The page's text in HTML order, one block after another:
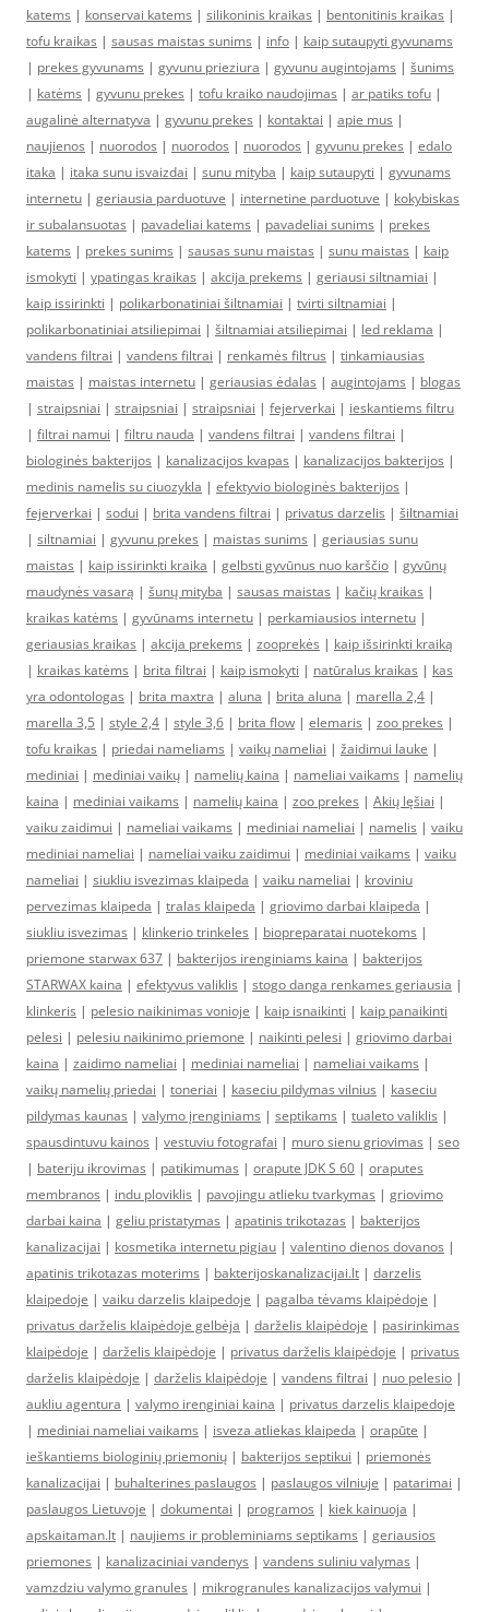
katems | konservai katems | silikoninis kraikas | bentonitinis kraikas |
tofu kraikas | sausas maistas sunims | info | kaip sutaupyti gyvunams
| prekes gyvunams | gyvunu prieziura | gyvunu augintojams | šunims
| katėms | gyvunu prekes | tofu kraiko naudojimas | ar patiks tofu |
augalinė alternatyva | gyvunu prekes | kontaktai | apie mus |
naujienos | nuorodos | nuorodos | nuorodos | gyvunu prekes | edalo
itaka | itaka sunu isvaizdai | sunu mityba | kaip sutaupyti | gyvunams
internetu | geriausia parduotuve | internetine parduotuve | kokybiskas
ir subalansuotas | pavadeliai katems | pavadeliai sunims | prekes
katems | prekes sunims | sausas sunu maistas | sunu maistas | kaip
ismokyti | ypatingas kraikas | akcija prekems | geriausi siltnamiai |
kaip issirinkti | polikarbonatiniai šiltnamiai | tvirti siltnamiai |
polikarbonatiniai atsiliepimai | šiltnamiai atsiliepimai | led reklama |
vandens filtrai | vandens filtrai | renkamės filtrus | tinkamiausias
maistas | maistas internetu | geriausias ėdalas | augintojams | blogas
| straipsniai | straipsniai | straipsniai | fejerverkai | ieskantiems filtru
| filtrai namui | filtru nauda | vandens filtrai | vandens filtrai |
biologinės bakterijos | kanalizacijos kvapas | kanalizacijos bakterijos |
medinis namelis su ciuozykla | efektyvio biologinės bakterijos |
fejerverkai | sodui | brita vandens filtrai | privatus darzelis | šiltnamiai
| siltnamiai | gyvunu prekes | maistas sunims | geriausias sunu
maistas | kaip issirinkti kraika | gelbsti gyvūnus nuo karščio | gyvūnų
maudynės vasarą | šunų mityba | sausas maistas | kačių kraikas |
kraikas katėms | gyvūnams internetu | perkamiausios internetu |
geriausias kraikas | akcija prekems | zooprekės | kaip išsirinkti kraiką
| kraikas katėms | brita filtrai | kaip ismokyti | natūralus kraikas | kas
yra odontologas | brita maxtra | aluna | brita aluna | marella 2,4 |
marella 3,5 | style 2,4 | style 3,6 | brita flow | elemaris | zoo prekes |
tofu kraikas | priedai nameliams | vaikų nameliai | žaidimui lauke |
mediniai | mediniai vaikų | namelių kaina | nameliai vaikams | namelių
kaina | mediniai vaikams | namelių kaina | zoo prekes | Akių lęšiai |
vaiku zaidimui | nameliai vaikams | mediniai nameliai | namelis | vaiku
mediniai nameliai | nameliai vaiku zaidimui | mediniai vaikams | vaiku
nameliai | siukliu isvezimas klaipeda | vaiku nameliai | kroviniu
pervezimas klaipeda | tralas klaipeda | griovimo darbai klaipeda |
siukliu isvezimas | klinkerio trinkeles | biopreparatai nuotekoms |
priemone starwax 637 | bakterijos irenginiams kaina | bakterijos
STARWAX kaina | efektyvus valiklis | stogo danga renkames geriausia |
klinkeris | pelesio naikinimas vonioje | kaip isnaikinti | kaip panaikinti
pelesi | pelesiu naikinimo priemone | naikinti pelesi | griovimo darbai
kaina | zaidimo nameliai | mediniai nameliai | nameliai vaikams |
vaikų namelių priedai | toneriai | kaseciu pildymas vilnius | kaseciu
pildymas kaunas | valymo įrenginiams | septikams | tualeto valiklis |
spausdintuvu kainos | vestuviu fotografai | muro sienu griovimas | seo
| bateriju ikrovimas | patikimumas | orapute JDK S 60 | oraputes
membranos | indu ploviklis | pavojingu atlieku tvarkymas | griovimo
darbai kaina | geliu pristatymas | apatinis trikotazas | bakterijos
kanalizacijai | kosmetika internetu pigiau | valentino dienos dovanos |
apatinis trikotazas moterims | bakterijoskanalizacijai.lt | darzelis
klaipedoje | vaiku darzelis klaipedoje | pagalba tėvams klaipėdoje |
privatus darželis klaipėdoje gelbėja | darželis klaipėdoje | pasirinkimas
klaipėdoje | darželis klaipėdoje | privatus darželis klaipėdoje | privatus
darželis klaipėdoje | darželis klaipėdoje | vandens filtrai | nuo pelesio |
aukliu agentura | valymo irenginiai kaina | privatus darzelis klaipedoje
| mediniai nameliai vaikams | isveza atliekas klaipeda | orapūte |
ieškantiems biologinių priemonių | bakterijos septikui | priemonės
kanalizacijai | buhalterines paslaugos | paslaugos vilniuje | patarimai |
paslaugos Lietuvoje | dokumentai | programos | kiek kainuoja |
apskaitaman.lt | naujiems ir probleminiams septikams | geriausios
priemones | kanalizaciniai vandenys | vandens suliniu valymas |
vamzdziu valymo granules | mikrogranules kanalizacijos valymui |